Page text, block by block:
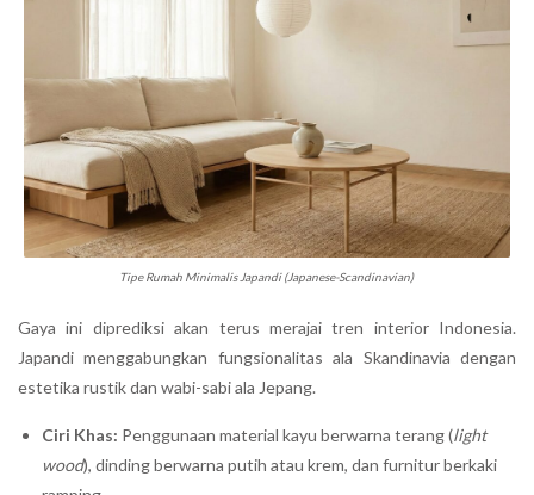
Tipe Rumah Minimalis Japandi (Japanese-Scandinavian)
Gaya ini diprediksi akan terus merajai tren interior Indonesia.
Japandi menggabungkan fungsionalitas ala Skandinavia dengan
estetika rustik dan wabi-sabi ala Jepang.
Ciri Khas: Penggunaan material kayu berwarna terang (light
wood), dinding berwarna putih atau krem, dan furnitur berkaki